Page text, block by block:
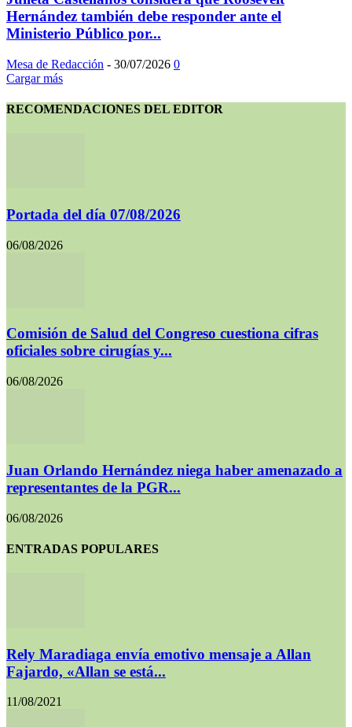
Hernández también debe responder ante el
Ministerio Público por...
Mesa de Redacción - 30/07/2026 0
Cargar más
RECOMENDACIONES DEL EDITOR
Portada del día 07/08/2026
06/08/2026
Comisión de Salud del Congreso cuestiona cifras
oficiales sobre cirugías y...
06/08/2026
Juan Orlando Hernández niega haber amenazado a
representantes de la PGR...
06/08/2026
ENTRADAS POPULARES
Rely Maradiaga envía emotivo mensaje a Allan
Fajardo, «Allan se está...
11/08/2021